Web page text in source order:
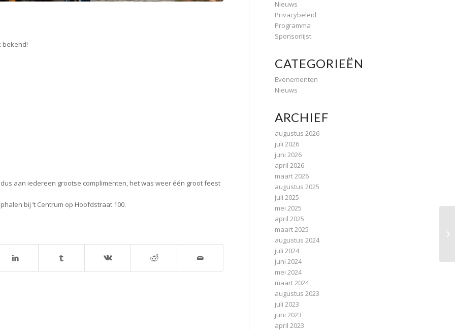
bekend!
aan iedereen grootse complimenten, het was weer één groot feest
bij ’t Centrum op Hoofdstraat 100.
Nieuws
Privacybeleid
Programma
Sponsorlijst
CATEGORIEËN
Evenementen
Nieuws
ARCHIEF
augustus 2026
juli 2026
juni 2026
april 2026
maart 2026
augustus 2025
juli 2025
mei 2025
april 2025
maart 2025
augustus 2024
juli 2024
juni 2024
mei 2024
maart 2024
augustus 2023
juli 2023
juni 2023
april 2023